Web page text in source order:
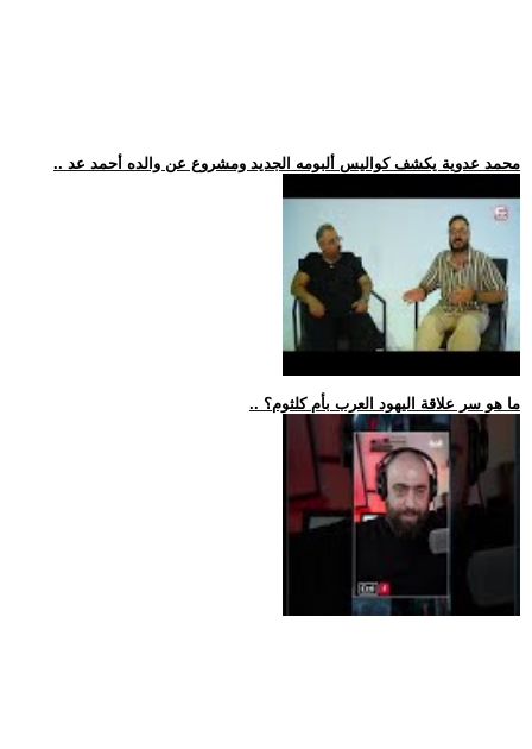
.. محمد عدوية يكشف كواليس ألبومه الجديد ومشروع عن والده أحمد عد
.. ما هو سر علاقة اليهود العرب بأم كلثوم؟